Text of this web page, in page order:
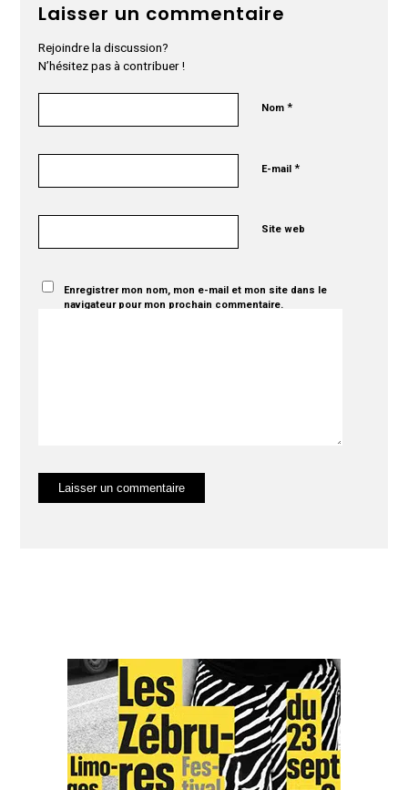
Laisser un commentaire
Rejoindre la discussion?
N’hésitez pas à contribuer !
Nom*
E-mail*
Site web
Enregistrer mon nom, mon e-mail et mon site dans le
navigateur pour mon prochain commentaire.